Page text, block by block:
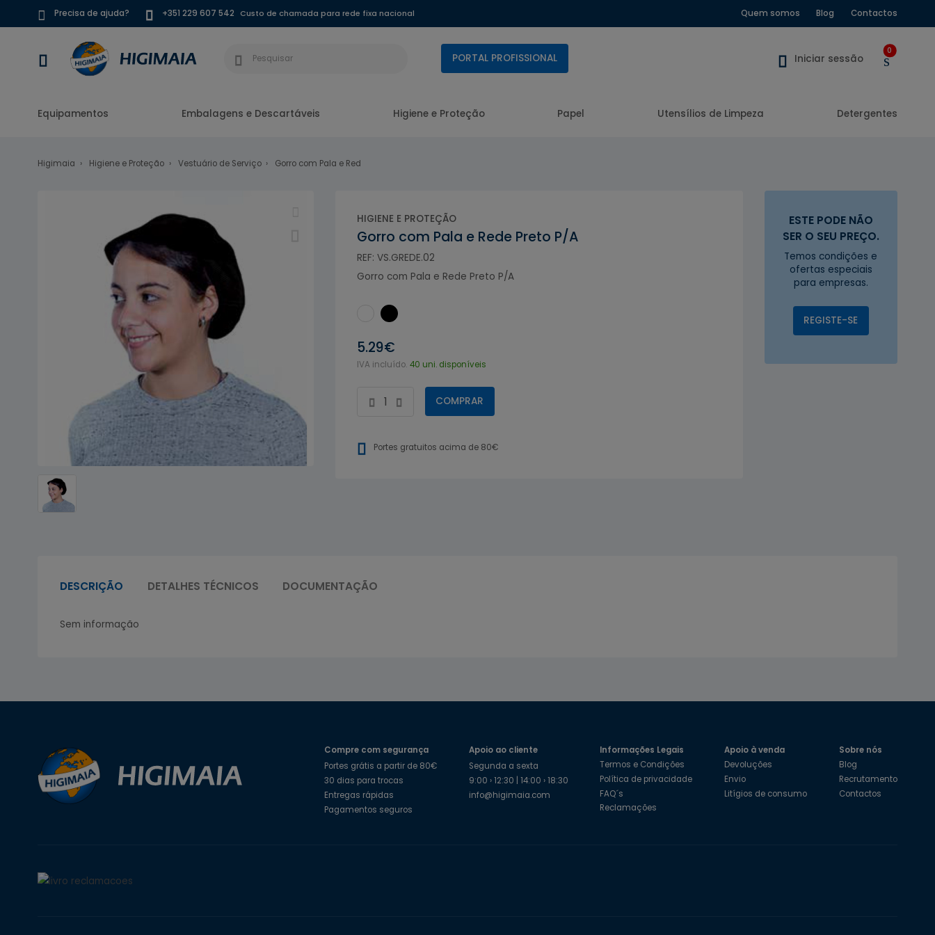
Precisa de ajuda? +351 229 607 542 Custo de chamada para rede fixa nacional Quem somos Blog Contactos
PORTAL PROFISSIONAL Iniciar sessão
0
Equipamentos Embalagens e Descartáveis Higiene e Proteção Papel Utensílios de Limpeza Detergentes
Higimaia Higiene e Proteção Vestuário de Serviço Gorro com Pala e Red
HIGIENE E PROTEÇÃO
Gorro com Pala e Rede Preto P/A
REF: VS.GREDE.02
Gorro com Pala e Rede Preto P/A
5.29€
IVA incluído. 40 uni. disponíveis
COMPRAR
Portes gratuitos acima de 80€
ESTE PODE NÃO
SER O SEU PREÇO.
Temos condições e
ofertas especiais
para empresas.
REGISTE-SE
DESCRIÇÃO DETALHES TÉCNICOS DOCUMENTAÇÃO
Sem informação
Compre com segurança
Portes grátis a partir de 80€
30 dias para trocas
Entregas rápidas
Pagamentos seguros
Apoio ao cliente
Segunda a sexta
9:00 › 12:30 | 14:00 › 18:30
info@higimaia.com
Informações Legais
Termos e Condições
Política de privacidade
FAQ´s
Reclamações
Apoio à venda
Devoluções
Envio
Litígios de consumo
Sobre nós
Blog
Recrutamento
Contactos